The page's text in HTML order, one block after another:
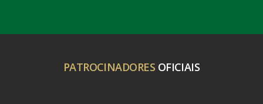
PATROCINADORES OFICIAIS